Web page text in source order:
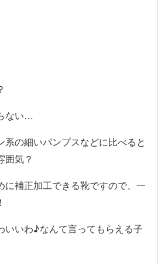
ない…
系の細いパンプスなどに比べると
囲気？
に補正加工できる靴ですので、一
いいわ♪なんて言ってもらえる子